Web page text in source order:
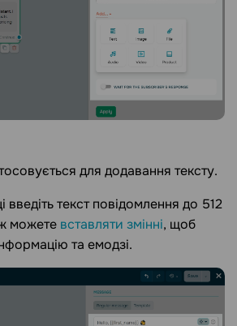
для додавання тексту.
введіть текст повідомлення до 512
можете вставляти змінні, щоб
та емодзі.